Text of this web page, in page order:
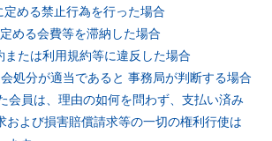
める禁止行為を行った場合
める会費等を滞納した場合
たは利用規約等に違反した場合
処分が適当であると 事務局が判断する場合
会員は、理由の如何を問わず、支払い済み
および損害賠償請求等の一切の権利行使は